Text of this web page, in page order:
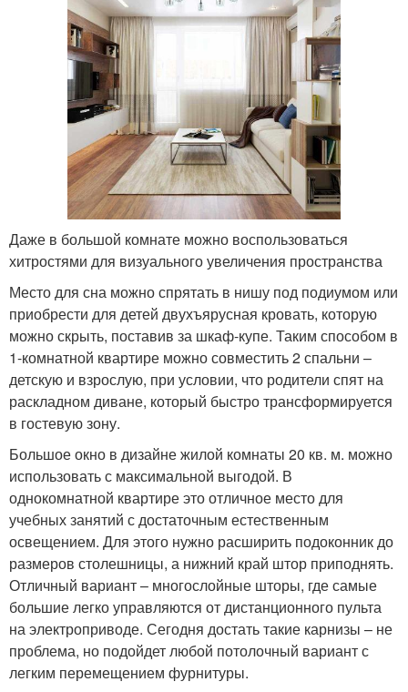
Даже в большой комнате можно воспользоваться
хитростями для визуального увеличения пространства
Место для сна можно спрятать в нишу под подиумом или
приобрести для детей двухъярусная кровать, которую
можно скрыть, поставив за шкаф-купе. Таким способом в
1-комнатной квартире можно совместить 2 спальни –
детскую и взрослую, при условии, что родители спят на
раскладном диване, который быстро трансформируется
в гостевую зону.
Большое окно в дизайне жилой комнаты 20 кв. м. можно
использовать с максимальной выгодой. В
однокомнатной квартире это отличное место для
учебных занятий с достаточным естественным
освещением. Для этого нужно расширить подоконник до
размеров столешницы, а нижний край штор приподнять.
Отличный вариант – многослойные шторы, где самые
большие легко управляются от дистанционного пульта
на электроприводе. Сегодня достать такие карнизы – не
проблема, но подойдет любой потолочный вариант с
легким перемещением фурнитуры.